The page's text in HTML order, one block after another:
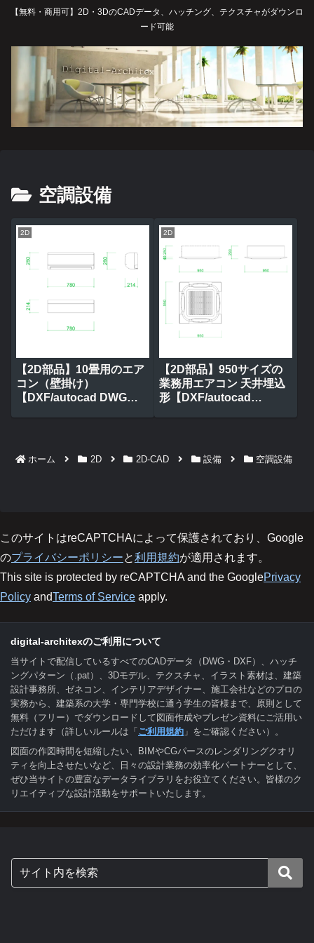
【無料・商用可】2D・3DのCADデータ、ハッチング、テクスチャがダウンロ
ード可能
空調設備
2D
【2D部品】10畳用のエア
コン（壁掛け）
【DXF/autocad DWG】
2D
【2D部品】950サイズの
業務用エアコン 天井埋込
形【DXF/autocad
ホーム 2D 2D-CAD 設備 空調設備
このサイトはreCAPTCHAによって保護されており、Google
のプライバシーポリシーと利用規約が適用されます。
This site is protected by reCAPTCHA and the GooglePrivacy
Policy andTerms of Service apply.
digital-architexのご利用について
当サイトで配信しているすべてのCADデータ（DWG・DXF）、ハッチ
ングパターン（.pat）、3Dモデル、テクスチャ、イラスト素材は、建築
設計事務所、ゼネコン、インテリアデザイナー、施工会社などのプロの
実務から、建築系の大学・専門学校に通う学生の皆様まで、原則として
無料（フリー）でダウンロードして図面作成やプレゼン資料にご活用い
ただけます（詳しいルールは「 ご利用規約 」をご確認ください）。
図面の作図時間を短縮したい、BIMやCGパースのレンダリングクオリ
ティを向上させたいなど、日々の設計業務の効率化パートナーとして、
ぜひ当サイトの豊富なデータライブラリをお役立てください。皆様のク
リエイティブな設計活動をサポートいたします。